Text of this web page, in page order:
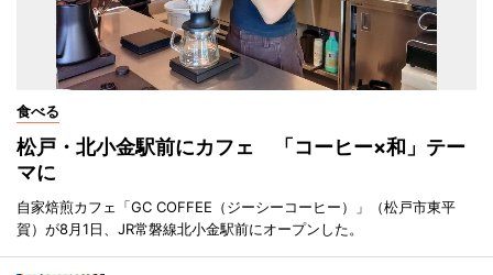
食べる
松戸・北小金駅前にカフェ 「コーヒー×和」テー
マに
自家焙煎カフェ「GC COFFEE（ジーシーコーヒー）」（松戸市東平
賀）が8月1日、JR常磐線北小金駅前にオープンした。